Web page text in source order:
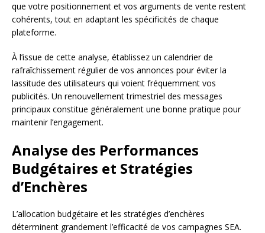
que votre positionnement et vos arguments de vente restent
cohérents, tout en adaptant les spécificités de chaque
plateforme.
À l’issue de cette analyse, établissez un calendrier de
rafraîchissement régulier de vos annonces pour éviter la
lassitude des utilisateurs qui voient fréquemment vos
publicités. Un renouvellement trimestriel des messages
principaux constitue généralement une bonne pratique pour
maintenir l’engagement.
Analyse des Performances
Budgétaires et Stratégies
d’Enchères
L’allocation budgétaire et les stratégies d’enchères
déterminent grandement l’efficacité de vos campagnes SEA.